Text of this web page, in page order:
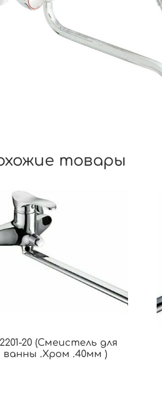
товары
20 (Смеистель для
ванны .Хром .40мм )